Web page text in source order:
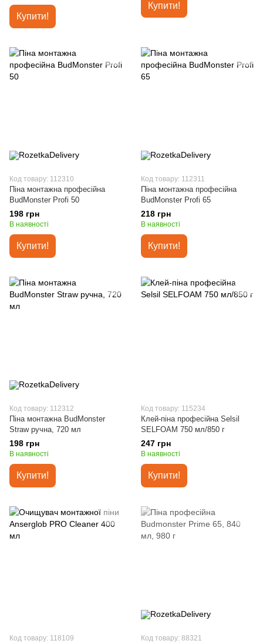
Купити!
Купити!
Код товару: 112310
Піна монтажна професійна
BudMonster Profi 50
198 грн
В наявності
Купити!
Код товару: 112311
Піна монтажна професійна
BudMonster Profi 65
218 грн
В наявності
Купити!
Код товару: 112312
Піна монтажна BudMonster
Straw ручна, 720 мл
198 грн
В наявності
Купити!
Код товару: 115234
Клей-піна професійна Selsil
SELFOAM 750 мл/850 г
247 грн
В наявності
Купити!
Код товару: 118109 Код товару: 88321